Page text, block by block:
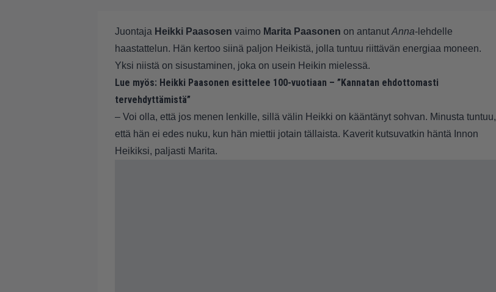
Juontaja Heikki Paasosen vaimo Marita Paasonen on antanut Anna-lehdelle
haastattelun. Hän kertoo siinä paljon Heikistä, jolla tuntuu riittävän energiaa moneen.
Yksi niistä on sisustaminen, joka on usein Heikin mielessä.
Lue myös: Heikki Paasonen esittelee 100-vuotiaan – ”Kannatan ehdottomasti
tervehdyttämistä”
– Voi olla, että jos menen lenkille, sillä välin Heikki on kääntänyt sohvan. Minusta tuntuu,
että hän ei edes nuku, kun hän miettii jotain tällaista. Kaverit kutsuvatkin häntä Innon
Heikiksi, paljasti Marita.